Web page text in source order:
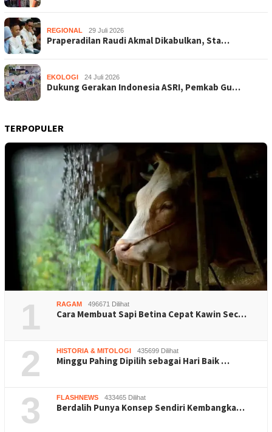
REGIONAL 29 Juli 2026
Praperadilan Raudi Akmal Dikabulkan, Sta…
EKOLOGI 24 Juli 2026
Dukung Gerakan Indonesia ASRI, Pemkab Gu…
TERPOPULER
1 RAGAM 496671 Dilihat
Cara Membuat Sapi Betina Cepat Kawin Sec…
2 HISTORIA & MITOLOGI 435699 Dilihat
Minggu Pahing Dipilih sebagai Hari Baik …
3 FLASHNEWS 433465 Dilihat
Berdalih Punya Konsep Sendiri Kembangka…